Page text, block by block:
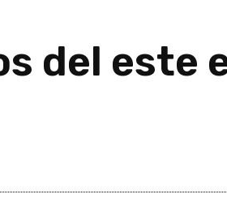
del este